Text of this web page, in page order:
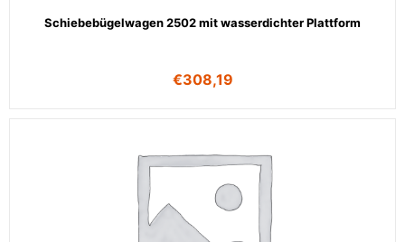
Schiebebügelwagen 2502 mit wasserdichter Plattform
€308,19